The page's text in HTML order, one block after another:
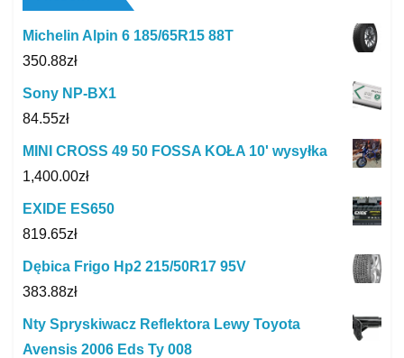
Michelin Alpin 6 185/65R15 88T
350.88zł
Sony NP-BX1
84.55zł
MINI CROSS 49 50 FOSSA KOŁA 10' wysyłka
1,400.00zł
EXIDE ES650
819.65zł
Dębica Frigo Hp2 215/50R17 95V
383.88zł
Nty Spryskiwacz Reflektora Lewy Toyota
Avensis 2006 Eds Ty 008